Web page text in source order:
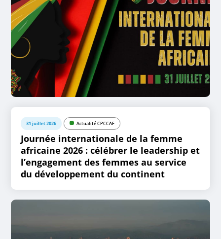
31 juillet 2026 Actualité CPCCAF
Journée internationale de la femme
africaine 2026 : célébrer le leadership et
l’engagement des femmes au service
du développement du continent